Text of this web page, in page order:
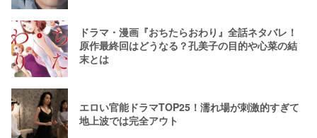
ドラマ・漫画『おちたらおわり』全話ネタバレ！
原作最終回はどうなる？孔美子の目的や心菜の結
末とは
エロい官能ドラマTOP25！濡れ場が刺激的すぎて
地上波では完全アウト